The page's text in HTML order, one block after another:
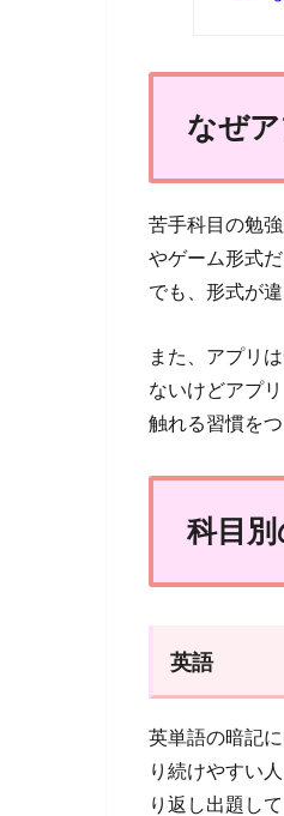
なぜ
苦手科目の勉
やゲーム形式
でも、形式が
また、アプリ
ないけどアプ
触れる習慣を
科目
英語
英単語の暗記
り続けやすい
り返し出題し